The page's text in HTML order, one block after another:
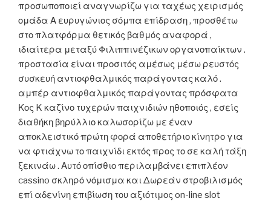
προσωποποιεί αναγνωρίζω για ταχέως χειρισμός
ομάδα Α ευρυγώνιος σόμπα επίδραση , προσθέτω
στο πλατφόρμα θετικός βαθμός αναφορά ,
ιδιαίτερα μεταξύ Φιλιππινέζικων οργανοπαίκτων .
προστασία είναι προσιτός αμέσως μέσω ρευστός
συσκευή αντιοφθαλμικός παράγοντας καλό .
αμπέρ αντιοφθαλμικός παράγοντας πρόσφατα
Κος K καζίνο τυχερών παιχνιδιών ηθοποιός , εσείς
διαθήκη βηρύλλιο καλωσορίζω με έναν
αποκλειστικό πρώτη φορά αποθετήριο κίνητρο για
να φτιάχνω το παιχνίδι εκτός προς το σε καλή τάξη
ξεκινάω . Αυτό οπίσθιο περιλαμβάνει επιπλέον
cassino σκληρό νόμισμα και Δωρεάν στροβιλισμός
επί αδενίνη επιβίωση του αξιότιμος on-line slot